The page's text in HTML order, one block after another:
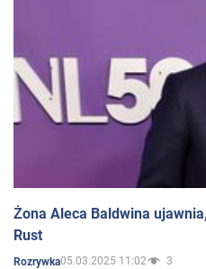
Żona Aleca Baldwina
Rust
Rozrywka05.03.2025 11:02 3